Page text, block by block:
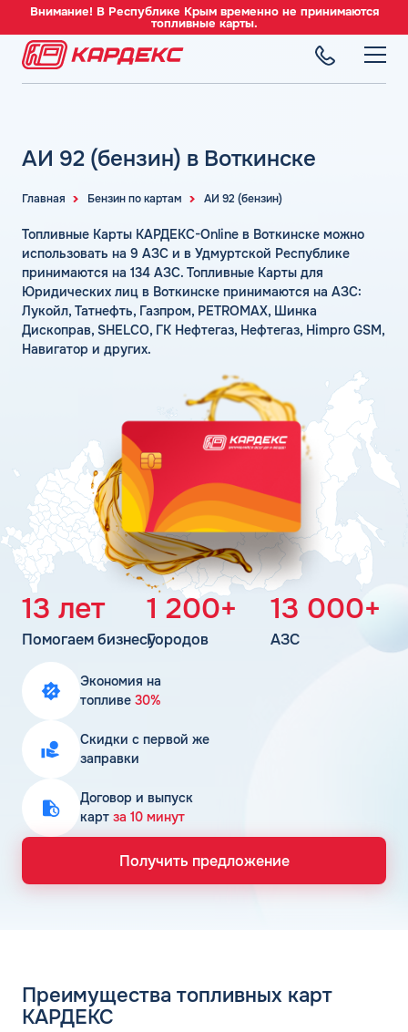
Внимание! В Республике Крым временно не принимаются
топливные карты.
Преимущества
Сравнение
Автомойки
Аdblue
Шиномонтаж
Вопросы и Ответы
СЕТЬ АЗС
АЗС Газпромнефть
АЗС Тебойл
АЗС Газпром
АЗС Сургутнефтегаз
ТОПЛИВО
Бензин
Дизельное топливо
Топливный газ
Топливные бренды
Калькулятор расхода топлива
Цена бензина и ДТ
СЕРВИСЫ
Все сервисы
Электронный Документооборот (ЭДО)
Аналитика и Рекомендации
Умный Личный Кабинет
Уведомления об окончании баланса
КОМПАНИЯ
О компании
Контакты+7 (499) 322-22-95
Личный кабинет
Карта АЗС
Получить консультацию
Главная Бензин по картам АИ 92 (бензин)
АИ 92 (бензин) в Воткинске
Топливные Карты КАРДЕКС-Online в Воткинске можно
использовать на 9 АЗС и в Удмуртской Республике
принимаются на 134 АЗС. Топливные Карты для
Юридических лиц в Воткинске принимаются на АЗС:
Лукойл, Татнефть, Газпром, PETROMAX, Шинка
Дископрав, SHELCO, ГК Нефтегаз, Нефтегаз, Himpro GSM,
Навигатор и других.
13 лет
Помогаем бизнесу
1 200+
Городов
13 000+
АЗС
Экономия на
топливе 30%
Скидки с первой же
заправки
Договор и выпуск
карт за 10 минут
Получить предложение
Преимущества топливных карт
КАРДЕКС